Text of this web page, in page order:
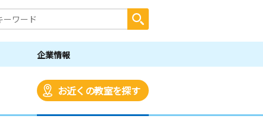
企業情報
お近くの教室を探す